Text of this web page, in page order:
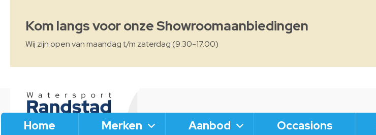
Kom langs voor onze Showroomaanbiedingen
Wij zijn open van maandag t/m zaterdag (9.30-17.00)
Home Merken Aanbod Occasions
Pura vida 700 Tender
Outboard